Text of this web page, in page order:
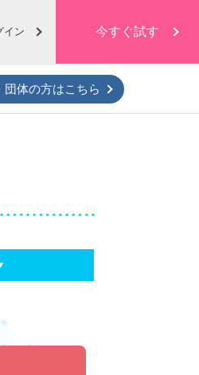
イン 今すぐ試す
ン
団体の方はこちら